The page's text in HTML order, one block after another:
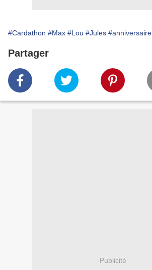
#Cardathon #Max #Lou #Jules #anniversaire
Partager
Publicité